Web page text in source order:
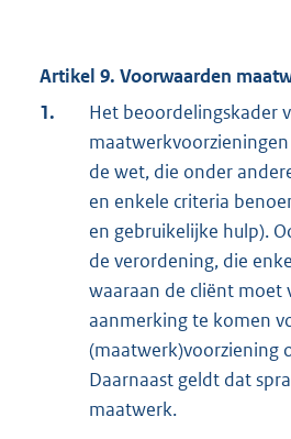
Artikel 9. Voorwaarden
1.
Het beoordelingskader
de wet, die onder
en enkele criteria
en gebruikelijke hulp).
de verordening, die
waaraan de cliënt moet
aanmerking te komen
(maatwerk)voorziening
Daarnaast geldt dat
maatwerk.